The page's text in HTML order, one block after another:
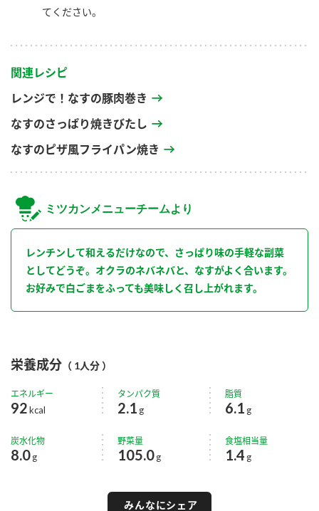
てください。
関連レシピ
レンジで！なすの豚肉巻き
なすのさっぱり焼きびたし
なすのピザ風フライパン焼き
ミツカンメニューチームより
レンチンして和えるだけなので、さっぱり味の手軽な副菜
としてどうぞ。オクラのネバネバと、なすがよく合います。
お好みで白ごまをふっても美味しく召し上がれます。
栄養成分 （ 1人分 ）
エネルギー
92kcal
タンパク質
2.1 g
脂質
6.1 g
炭水化物
8.0g
野菜量
105.0g
食塩相当量
1.4 g